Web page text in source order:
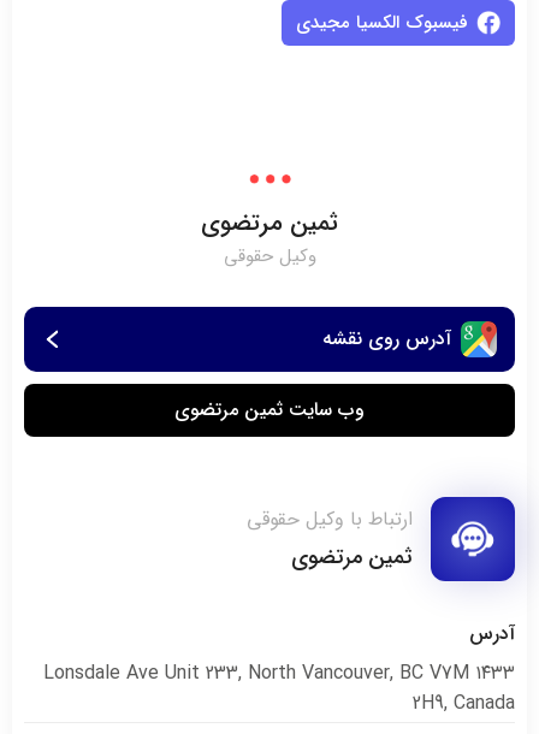
فیسبوک الکسیا مجیدی
ثمین مرتضوی
وکیل حقوقی
آدرس روی نقشه
وب سایت ثمین مرتضوی
ارتباط با وکیل حقوقی
ثمین مرتضوی
آدرس
۱۴۳۳ Lonsdale Ave Unit 233, North Vancouver, BC V7M
2H9, Canada